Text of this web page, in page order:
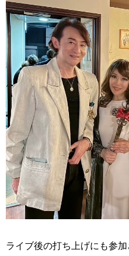
ライブ後の打ち上げにも参